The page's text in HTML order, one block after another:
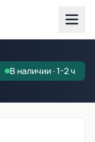
В наличии · 1-2 ч